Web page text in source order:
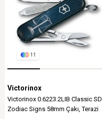
11
Victorinox
Victorinox 0.6223.2LIB Classic SD
Zodiac Signs 58mm Çakı, Terazi